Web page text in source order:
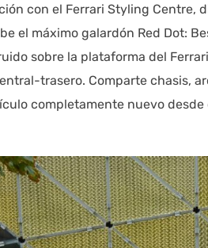
con el Ferrari Styling Centre,
el máximo galardón Red Dot:
sobre la plataforma del
trasero. Comparte chasis,
completamente nuevo